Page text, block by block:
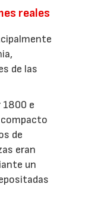
reales
de las
1800 e
compacto
de
eran
un